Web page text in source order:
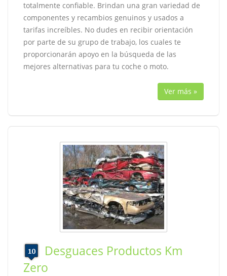
totalmente confiable. Brindan una gran variedad de
componentes y recambios genuinos y usados a
tarifas increíbles. No dudes en recibir orientación
por parte de su grupo de trabajo, los cuales te
proporcionarán apoyo en la búsqueda de las
mejores alternativas para tu coche o moto.
Ver más »
Desguaces Productos Km
Zero